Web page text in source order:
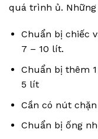
quá trình ủ.
Chuẩn bị chiếc
7 – 10 lít.
Chuẩn bị thêm
5 lít
Cần có nút
Chuẩn bị ống